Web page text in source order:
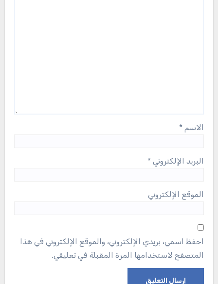
الاسم *
البريد الإلكتروني *
الموقع الإلكتروني
احفظ اسمي، بريدي الإلكتروني، والموقع الإلكتروني في هذا
المتصفح لاستخدامها المرة المقبلة في تعليقي.